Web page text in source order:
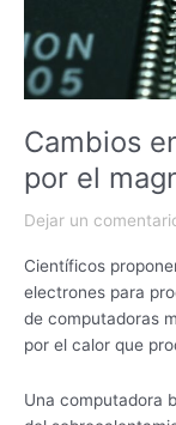
Cambios
por el
Dejar un
Científicos
electrones para
de computadoras
por el calor que
Una computadora